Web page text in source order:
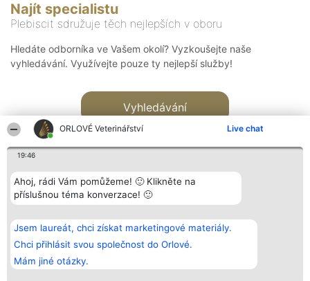
ORLOVÉ Veterinářství Live chat
19:46
Ahoj, rádi Vám pomůžeme! 🙂 Klikněte na
příslušnou téma konverzace! 🙂
Jsem laureát, chci získat marketingové materiály.
Chci přihlásit svou společnost do Orlové.
Mám jiné otázky.
Najít specialistu
Plebiscit sdružuje těch nejlepších v oboru
Hledáte odborníka ve Vašem okolí? Vyzkoušejte naše
vyhledávání. Využívejte pouze ty nejlepší služby!
Vyhledávání
Bright Side Solutions sp. z o.
o. sp. k.
ul. Ruska 22
Wrocław 50-079
KRS 0000749100 | Regon
381313360 | NIP 8943132676
Vítězové
Seznam všech
laureátů
Zásady
Zásady
Kontakt